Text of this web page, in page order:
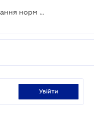
Яким банкам пробачать недотримання норм під час карантину
увійти